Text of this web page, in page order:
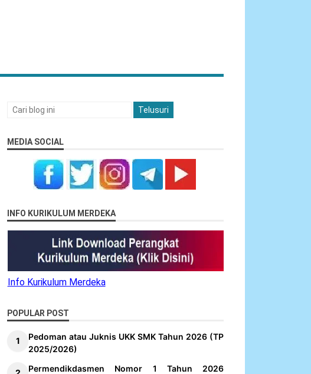
MEDIA SOCIAL
INFO KURIKULUM MERDEKA
Info Kurikulum Merdeka
POPULAR POST
Pedoman atau Juknis UKK SMK Tahun 2026 (TP
2025/2026)
Permendikdasmen Nomor 1 Tahun 2026